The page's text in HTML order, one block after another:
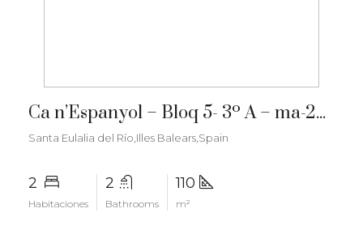
Ca n’Espanyol – Bloq 5- 3º A – ma-2276
Santa Eulalia del Río,Illes Balears,Spain
2
Habitaciones
2
Bathrooms
110
m²